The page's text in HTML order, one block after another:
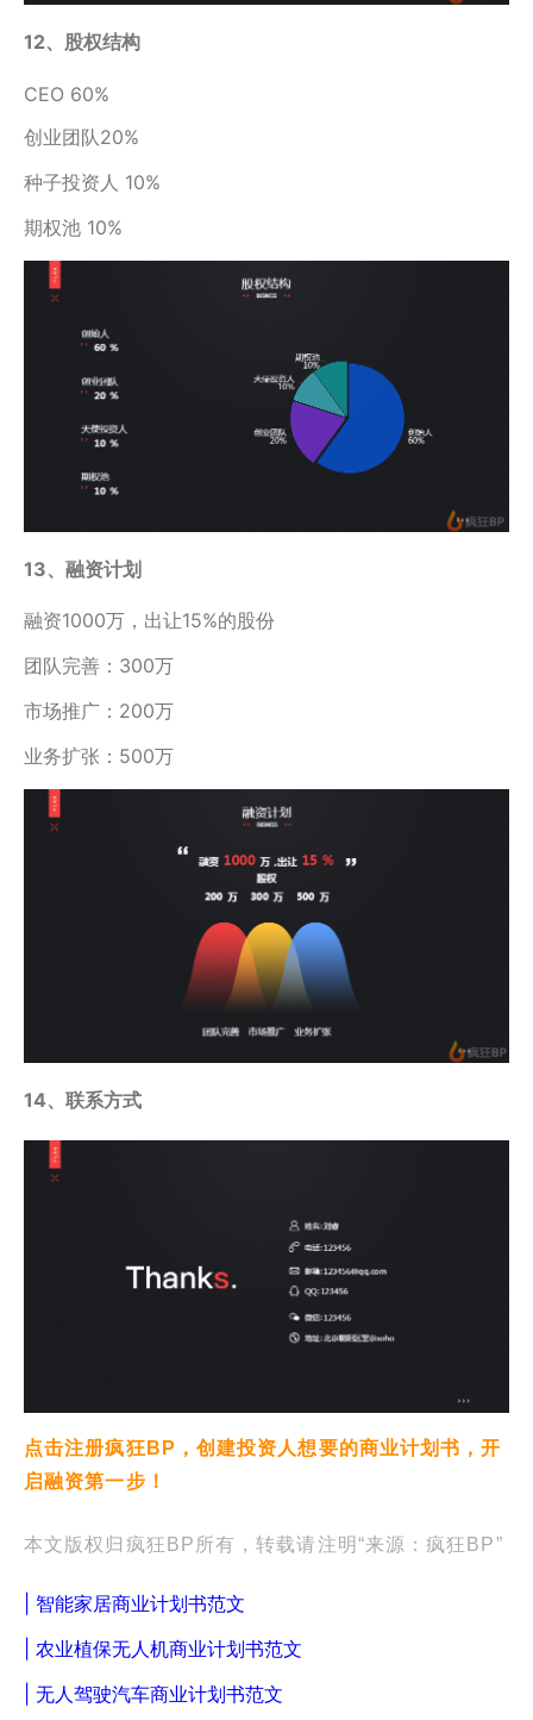
12、股权结构
CEO 60%
创业团队20%
种子投资人 10%
期权池 10%
13、融资计划
融资1000万，出让15%的股份
团队完善：300万
市场推广：200万
业务扩张：500万
14、联系方式
点击注册疯狂BP，创建投资人想要的商业计划书，开
启融资第一步！
本文版权归疯狂BP所有，转载请注明“来源：疯狂BP”
| 智能家居商业计划书范文
| 农业植保无人机商业计划书范文
| 无人驾驶汽车商业计划书范文